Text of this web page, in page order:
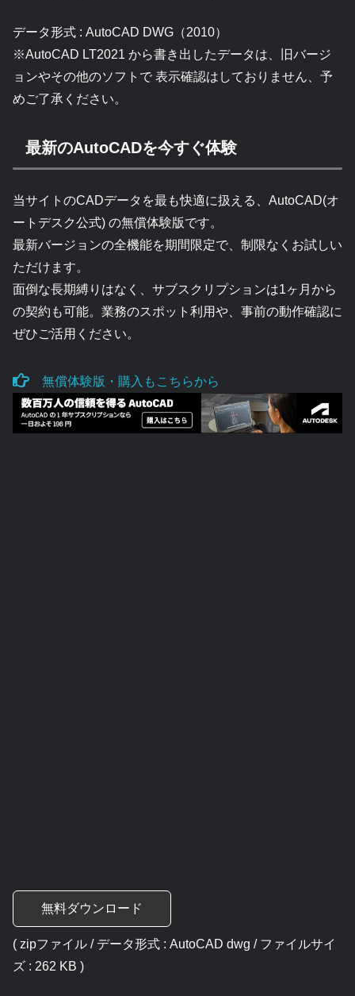
データ形式 : AutoCAD DWG（2010）
※AutoCAD LT2021 から書き出したデータは、旧バージ
ョンやその他のソフトで 表示確認はしておりません、予
めご了承ください。
最新のAutoCADを今すぐ体験
当サイトのCADデータを最も快適に扱える、AutoCAD(オ
ートデスク公式) の無償体験版です。
最新バージョンの全機能を期間限定で、制限なくお試しい
ただけます。
面倒な長期縛りはなく、サブスクリプションは1ヶ月から
の契約も可能。業務のスポット利用や、事前の動作確認に
ぜひご活用ください。
無償体験版・購入もこちらから
無料ダウンロード
( zipファイル / データ形式 : AutoCAD dwg / ファイルサイ
ズ : 262 KB )